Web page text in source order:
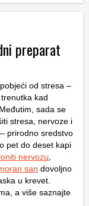
preparat
od stresa –
kad
sada se
stresa, nervoze i
– prirodno sredstvo
pet do deset kapi
nervozu
san dovoljno
u krevet.
a više saznajte